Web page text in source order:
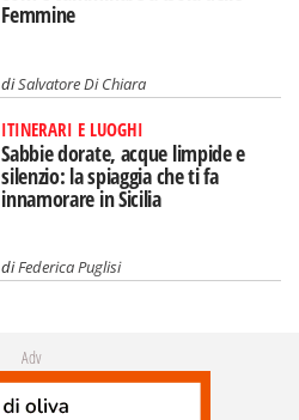
Femmine
diSalvatore Di Chiara
ITINERARI E LUOGHI
Sabbie dorate, acque limpide e
silenzio: la spiaggia che ti fa
innamorare in Sicilia
diFederica Puglisi
Adv